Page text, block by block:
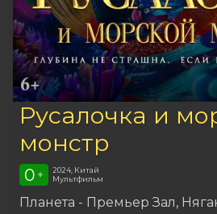
Русалочка и
монстр
0 +
2024, Китай
Мультфильм
Планета - Премьер Зал